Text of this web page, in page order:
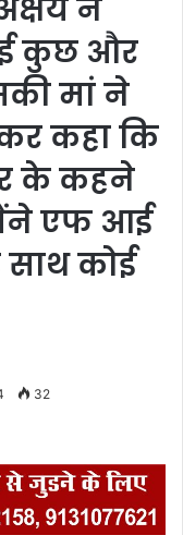
ने
कुछ और
मां ने
कहा कि
के कहने
एफ आई
साथ कोई
32